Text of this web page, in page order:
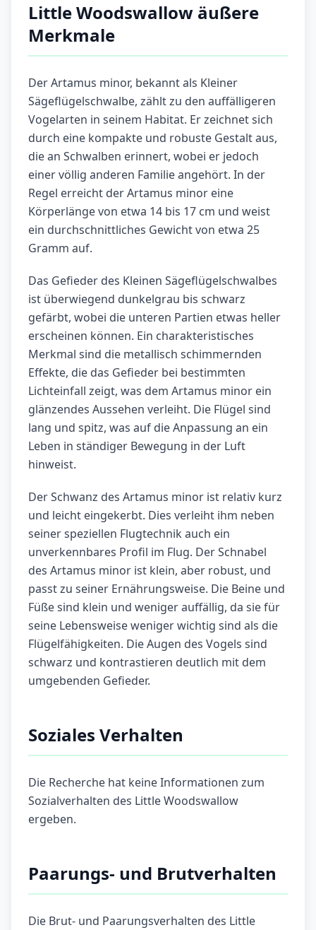
Little Woodswallow äußere
Merkmale
Der Artamus minor, bekannt als Kleiner
Sägeflügelschwalbe, zählt zu den auffälligeren
Vogelarten in seinem Habitat. Er zeichnet sich
durch eine kompakte und robuste Gestalt aus,
die an Schwalben erinnert, wobei er jedoch
einer völlig anderen Familie angehört. In der
Regel erreicht der Artamus minor eine
Körperlänge von etwa 14 bis 17 cm und weist
ein durchschnittliches Gewicht von etwa 25
Gramm auf.
Das Gefieder des Kleinen Sägeflügelschwalbes
ist überwiegend dunkelgrau bis schwarz
gefärbt, wobei die unteren Partien etwas heller
erscheinen können. Ein charakteristisches
Merkmal sind die metallisch schimmernden
Effekte, die das Gefieder bei bestimmten
Lichteinfall zeigt, was dem Artamus minor ein
glänzendes Aussehen verleiht. Die Flügel sind
lang und spitz, was auf die Anpassung an ein
Leben in ständiger Bewegung in der Luft
hinweist.
Der Schwanz des Artamus minor ist relativ kurz
und leicht eingekerbt. Dies verleiht ihm neben
seiner speziellen Flugtechnik auch ein
unverkennbares Profil im Flug. Der Schnabel
des Artamus minor ist klein, aber robust, und
passt zu seiner Ernährungsweise. Die Beine und
Füße sind klein und weniger auffällig, da sie für
seine Lebensweise weniger wichtig sind als die
Flügelfähigkeiten. Die Augen des Vogels sind
schwarz und kontrastieren deutlich mit dem
umgebenden Gefieder.
Soziales Verhalten
Die Recherche hat keine Informationen zum
Sozialverhalten des Little Woodswallow
ergeben.
Paarungs- und Brutverhalten
Die Brut- und Paarungsverhalten des Little